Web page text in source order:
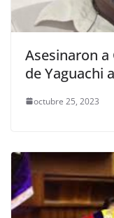
Asesinaron a
de Yaguachi
octubre 25, 2023